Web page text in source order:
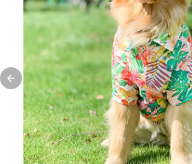
Previous slide